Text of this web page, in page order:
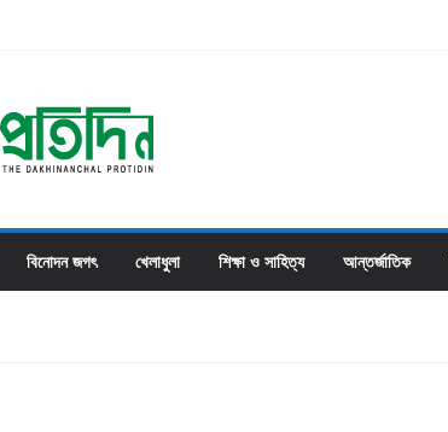
বিনোদন জগৎ খেলাধুলা শিক্ষা ও সাহিত্য আন্তর্জাতিক